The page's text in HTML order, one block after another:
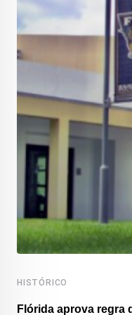
HISTÓRICO
Flórida aprova regra